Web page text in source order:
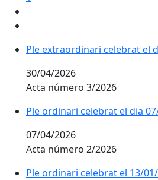
Ple extraordinari celebrat el
30/04/2026
Acta número 3/2026
Ple ordinari celebrat el dia
07/04/2026
Acta número 2/2026
Ple ordinari celebrat el 13/